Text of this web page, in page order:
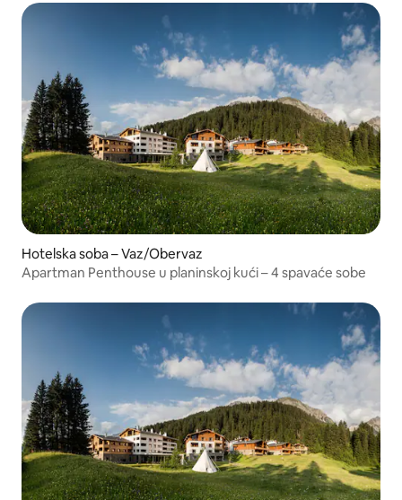
Hotelska soba – Vaz/Obervaz
Apartman Penthouse u planinskoj kući – 4 spavaće sobe